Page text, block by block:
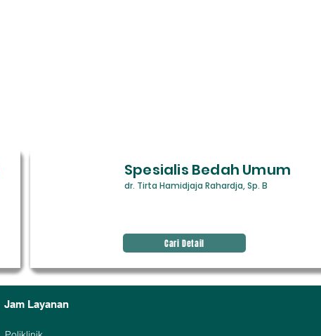
Spesialis Bedah Umum
Avenir Light is a clean and
and a great go-to font for
titles, paragraphs & more.
dr. Tirta Hamidjaja Rahardja, Sp. B
Cari Detail
Jam Layanan